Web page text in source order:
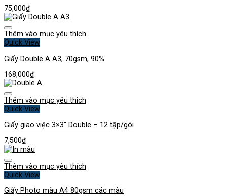
75,000₫
Thêm vào mục yêu thích
Quick View
Giấy Double A A3, 70gsm, 90%
168,000₫
Thêm vào mục yêu thích
Quick View
Giấy giao việc 3×3″ Double – 12 tập/gói
7,500₫
Thêm vào mục yêu thích
Quick View
Giấy Photo màu A4 80gsm các màu